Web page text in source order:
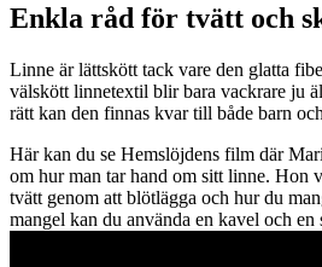
Enkla råd för tvätt och
Linne är lättskött tack vare den glatta
välskött linnetextil blir bara vackrare ju
rätt kan den finnas kvar till både barn
Här kan du se Hemslöjdens film där
om hur man tar hand om sitt linne. Hon
tvätt genom att blötlägga och hur du
mangel kan du använda en kavel och en